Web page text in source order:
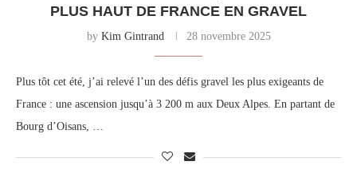
PLUS HAUT DE FRANCE EN GRAVEL
by Kim Gintrand 28 novembre 2025
Plus tôt cet été, j’ai relevé l’un des défis gravel les plus exigeants de
France : une ascension jusqu’à 3 200 m aux Deux Alpes. En partant de
Bourg d’Oisans, …